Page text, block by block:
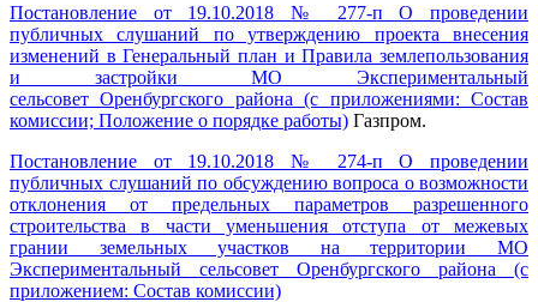
Постановление от 19.10.2018 № 277-п О проведении
публичных слушаний по утверждению проекта внесения
изменений в Генеральный план и Правила землепользования
и застройки МО Экспериментальный
сельсовет Оренбургского района (с приложениями: Состав
комиссии; Положение о порядке работы) Газпром.
Постановление от 19.10.2018 № 274-п О проведении
публичных слушаний по обсуждению вопроса о возможности
отклонения от предельных параметров разрешенного
строительства в части уменьшения отступа от межевых
грании земельных участков на территории МО
Экспериментальный сельсовет Оренбургского района (с
приложением: Состав комиссии)